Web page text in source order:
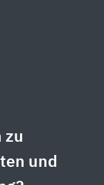
zu
und